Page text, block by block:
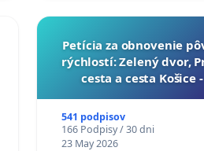
​Petícia za obnovenie
rýchlostí: Zelený dvor,
cesta a cesta Košice
541 podpisov
166 Podpisy / 30 dni
23 May 2026